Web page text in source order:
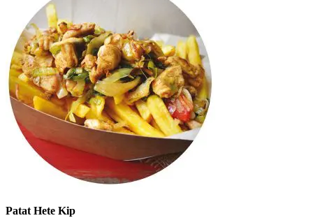
Patat Hete Kip